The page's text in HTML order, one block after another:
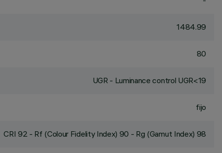
1484.99
80
UGR - Luminance control UGR<19
fijo
CRI 92 - Rf (Colour Fidelity Index) 90 - Rg (Gamut Index) 98